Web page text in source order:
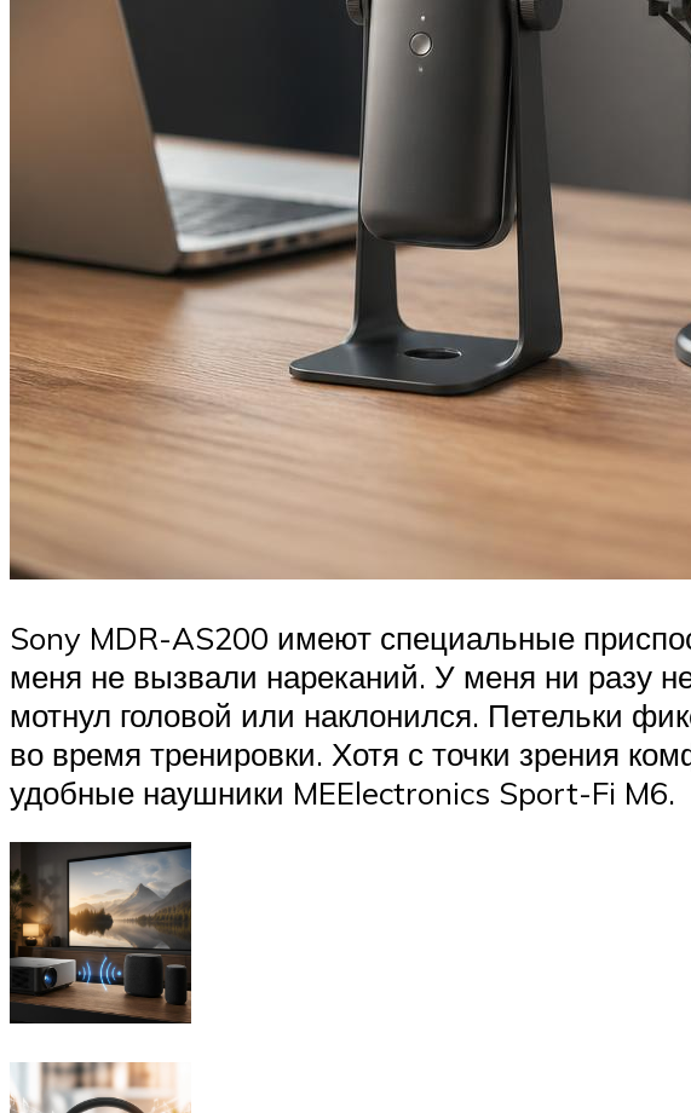
Sony MDR-AS200 имеют специальные
меня не вызвали нареканий. У меня ни разу
мотнул головой или наклонился. Петельки
во время тренировки. Хотя с точки зрения
удобные наушники MEElectronics Sport-Fi M6.